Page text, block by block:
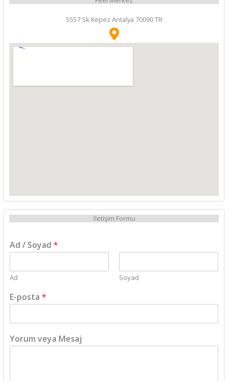
5557 Sk Kepez Antalya 70090 TR
İletişim Formu
Ad / Soyad *
Ad Soyad
E-posta *
Y
o
Yorum veya Mesaj